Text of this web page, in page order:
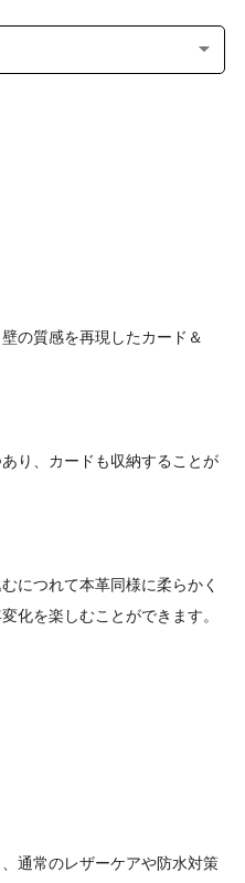
の質感を再現したカード＆
り、カードも収納することが
につれて本革同様に柔らかく
化を楽しむことができます。
通常のレザーケアや防水対策